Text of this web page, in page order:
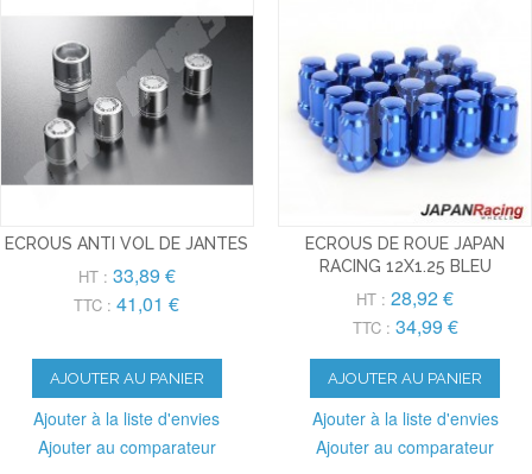
ECROUS ANTI VOL DE JANTES
HT : 33,89 €
TTC : 41,01 €
AJOUTER AU PANIER
Ajouter à la liste d'envies
Ajouter au comparateur
ECROUS DE ROUE JAPAN
RACING 12X1.25 BLEU
HT : 28,92 €
TTC : 34,99 €
AJOUTER AU PANIER
Ajouter à la liste d'envies
Ajouter au comparateur